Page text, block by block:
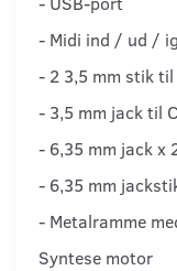
- Midi ind / ud /
- 2 3,5 mm stik
- 3,5 mm jack til
- 6,35 mm jack x
- 6,35 mm
- Metalramme
Syntese motor